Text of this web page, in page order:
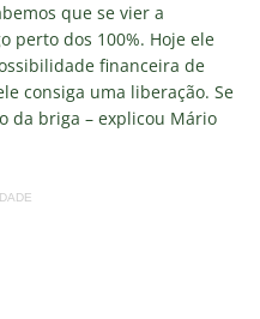
que se vier a
perto dos 100%. Hoje ele
financeira de
consiga uma liberação. Se
da briga – explicou Mário